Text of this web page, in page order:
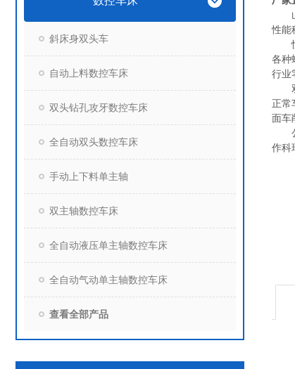
斜床身双头车
自动上料数控车床
双头钻孔攻牙数控车床
全自动双头数控车床
手动上下料单主轴
双主轴数控车床
全自动液压单主轴数控车床
全自动气动单主轴数控车床
查看全部产品
性能
各种
行业
正常
面车
作科